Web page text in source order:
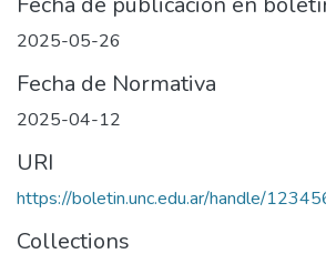
2025-05-26
Fecha de Normativa
2025-04-12
URI
https://boletin.unc.edu.ar/handle/
Collections